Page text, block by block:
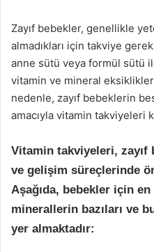
Zayıf bebekler, genellikle
almadıkları için takviye
anne sütü veya formül sütü
vitamin ve mineral
nedenle, zayıf bebeklerin
amacıyla vitamin takviyeleri
Vitamin takviyeleri, zayıf
ve gelişim süreçlerinde
Aşağıda, bebekler için
minerallerin bazıları ve
yer almaktadır: